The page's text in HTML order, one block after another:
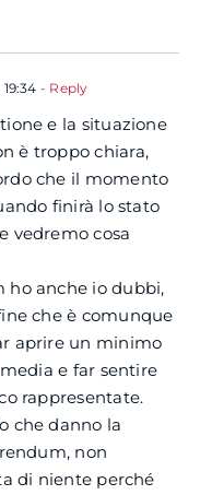
- Reply
e la situazione
è troppo chiara,
che il momento
finirà lo stato
vedremo cosa
ho anche io dubbi,
che è comunque
aprire un minimo
e far sentire
rappresentate.
che danno la
non
di niente perché